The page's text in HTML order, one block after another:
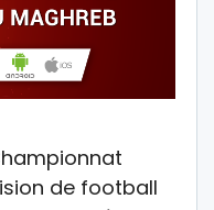
de football